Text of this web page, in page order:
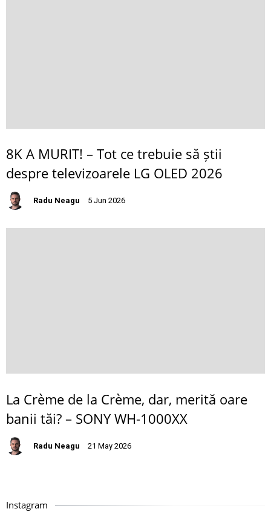
8K A MURIT! – Tot ce trebuie să știi
despre televizoarele LG OLED 2026
Radu Neagu 5 Jun 2026
La Crème de la Crème, dar, merită oare
banii tăi? – SONY WH-1000XX
Radu Neagu 21 May 2026
Instagram